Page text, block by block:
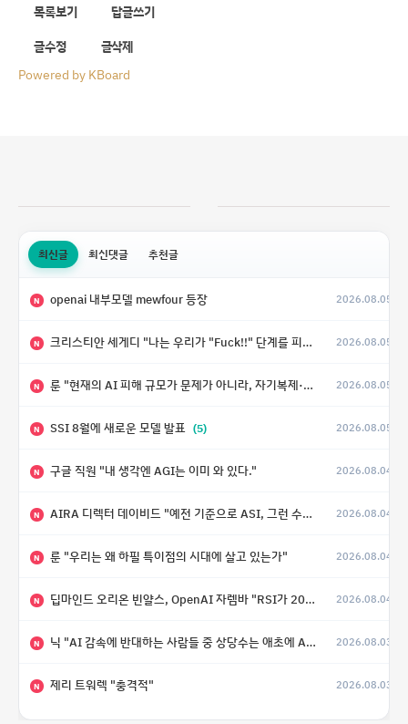
목록보기
답글쓰기
글수정
글삭제
Powered by KBoard
최신글 최신댓글 추천글
N openai 내부모델 mewfour 등장 2026.08.05
N 크리스티안 세게디 "나는 우리가 "Fuck!!" 단계를 피할 수 있기를 바랄 뿐" 2026.08.05
N 룬 "현재의 AI 피해 규모가 문제가 아니라, 자기복제·탈출·확산이 가능한 지능형 시스템의 피해에는 이론적으로 상한이 없다는 것이 문제" 2026.08.05
N SSI 8월에 새로운 모델 발표 (5) 2026.08.05
N 구글 직원 "내 생각엔 AGI는 이미 와 있다." 2026.08.04
N AIRA 디렉터 데이비드 "예전 기준으로 ASI, 그런 수준은 바로 다음 분기에 온다" 2026.08.04
N 룬 "우리는 왜 하필 특이점의 시대에 살고 있는가" 2026.08.04
N 딥마인드 오리온 빈얄스, OpenAI 자렘바 "RSI가 2027년이나 2028년까지 달성될 수도 있다" 2026.08.04
N 닉 "AI 감속에 반대하는 사람들 중 상당수는 애초에 AI가 그렇게까지 빠르게 발전하지는 않을 거라고 생각" 2026.08.03
N 제리 트워렉 "충격적" 2026.08.03